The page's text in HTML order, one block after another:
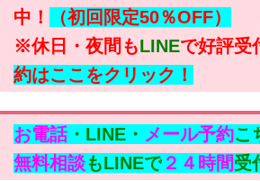
中！
（初回限定50％OFF）
※休日・夜間もLINEで好評
約はここをクリック！
お電話 ・LINE・ メール予約こ
無料相談もLINEで ２４時間受